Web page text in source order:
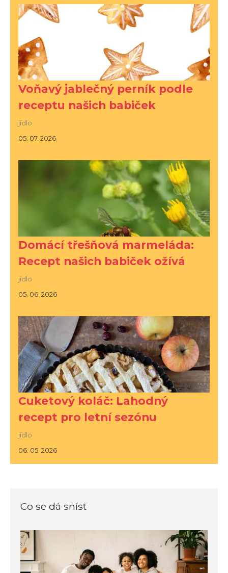
Voňavý jablečný perník podle
receptu našich babiček
jídlo
05. 07. 2026
Domácí třešňová marmeláda:
Recept našich babiček ožívá
jídlo
05. 06. 2026
Cuketový koláč: Lahodný
recept pro letní sezónu
jídlo
06. 05. 2026
Co se dá sníst